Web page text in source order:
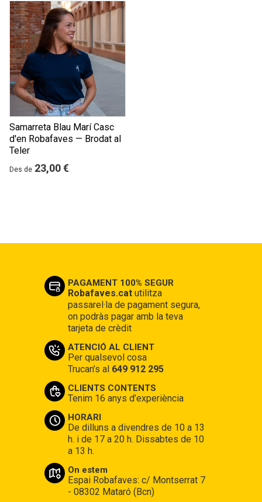
Samarreta Blau Marí Casc
d'en Robafaves — Brodat al
Teler
Des de 23,00 €
PAGAMENT 100% SEGUR
Robafaves.catutilitza
passarel·la de pagament segura,
on podràs pagar amb la teva
tarjeta de crèdit
ATENCIÓ AL CLIENT
Per qualsevol cosa
Trucan’s al 649 912 295
CLIENTS CONTENTS
Tenim 16 anys d’experiència
HORARI
De dilluns a divendres de 10 a 13
h. i de 17 a 20 h. Dissabtes de 10
a 13 h.
On estem
Espai Robafaves: c/ Montserrat 7
- 08302 Mataró (Bcn)